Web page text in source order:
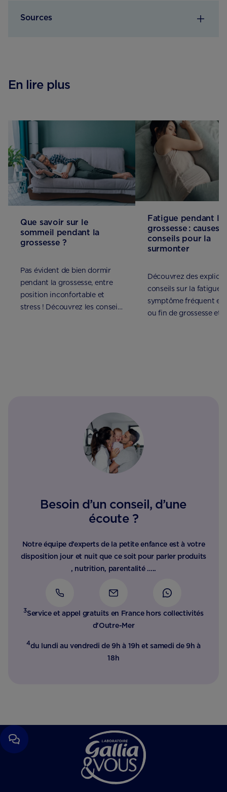
Sources
En lire plus
Que savoir sur le
sommeil pendant la
grossesse ?
Pas évident de bien dormir
pendant la grossesse, entre
position inconfortable et
stress ! Découvrez les conseils
Fatigue pendant la
grossesse : causes
conseils pour la
surmonter
Découvrez des
conseils sur la fatigue,
symptôme fréquent en
ou fin de grossesse et
Besoin d’un conseil, d’une
écoute ?
Notre équipe d’experts de la petite enfance est à votre
disposition jour et nuit que ce soit pour parler produits
, nutrition, parentalité …..
3Service et appel gratuits en France hors collectivités
d'Outre-Mer​
4du lundi au vendredi de 9h à 19h et samedi de 9h à
18h